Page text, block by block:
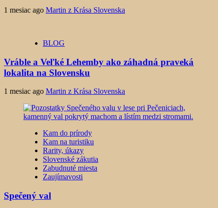
1 mesiac ago Martin z Krása Slovenska
BLOG
Vráble a Veľké Lehemby ako záhadná praveká
lokalita na Slovensku
1 mesiac ago Martin z Krása Slovenska
Kam do prírody
Kam na turistiku
Rarity, úkazy
Slovenské zákutia
Zabudnuté miesta
Zaujímavosti
Spečený val